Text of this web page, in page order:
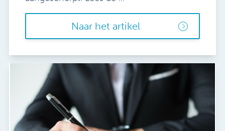
Naar het artikel